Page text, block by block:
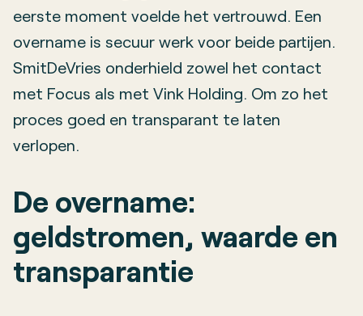
eerste moment voelde het vertrouwd. Een
overname is secuur werk voor beide partijen.
SmitDeVries onderhield zowel het contact
met Focus als met Vink Holding. Om zo het
proces goed en transparant te laten
verlopen.
De overname:
geldstromen, waarde en
transparantie